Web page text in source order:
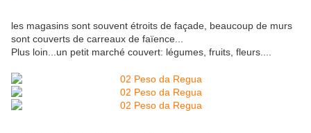
les magasins sont souvent étroits de façade, beaucoup de murs
sont couverts de carreaux de faïence...
Plus loin...un petit marché couvert: légumes, fruits, fleurs....